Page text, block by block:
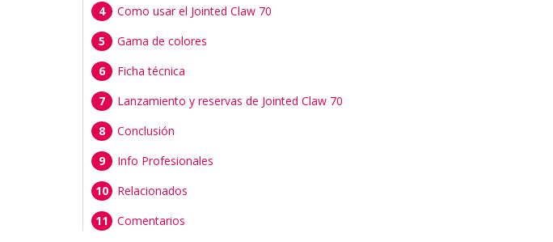
Como usar el Jointed Claw 70
Gama de colores
Ficha técnica
Lanzamiento y reservas de Jointed Claw 70
Conclusión
Info Profesionales
Relacionados
Comentarios